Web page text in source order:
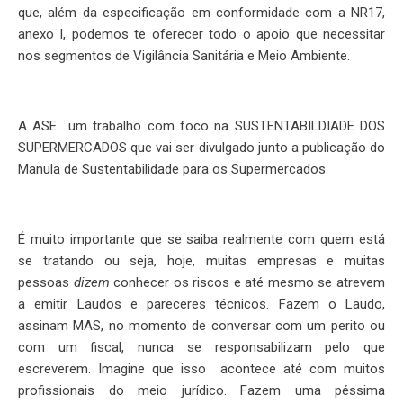
que, além da especificação em conformidade com a NR17,
anexo I, podemos te oferecer todo o apoio que necessitar
nos segmentos de Vigilância Sanitária e Meio Ambiente.
A ASE um trabalho com foco na SUSTENTABILDIADE DOS
SUPERMERCADOS que vai ser divulgado junto a publicação do
Manula de Sustentabilidade para os Supermercados
É muito importante que se saiba realmente com quem está
se tratando ou seja, hoje, muitas empresas e muitas
pessoas dizem conhecer os riscos e até mesmo se atrevem
a emitir Laudos e pareceres técnicos. Fazem o Laudo,
assinam MAS, no momento de conversar com um perito ou
com um fiscal, nunca se responsabilizam pelo que
escreverem. Imagine que isso acontece até com muitos
profissionais do meio jurídico. Fazem uma péssima